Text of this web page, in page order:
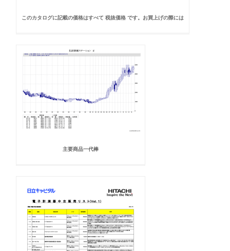
このカタログに記載の価格はすべて 税抜価格 です。お買上げの際には
主要商品一代棒